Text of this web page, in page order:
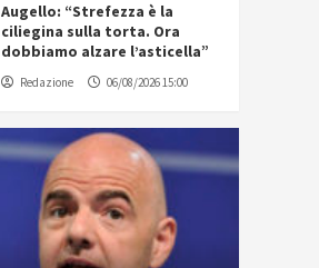
Augello: “Strefezza è la
ciliegina sulla torta. Ora
dobbiamo alzare l’asticella”
Redazione 06/08/2026 15:00